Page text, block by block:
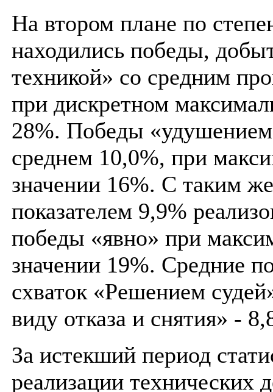
На втором плане по
находились победы,
техникой» со средним
при дискретном
28%. Победы
среднем 10,0%, при
значении 16%. C таким
показателем 9,9%
победы «явно» при
значении 19%. Средние
схваток «Решением
виду отказа и снятия» -
За истекший период
реализации технических